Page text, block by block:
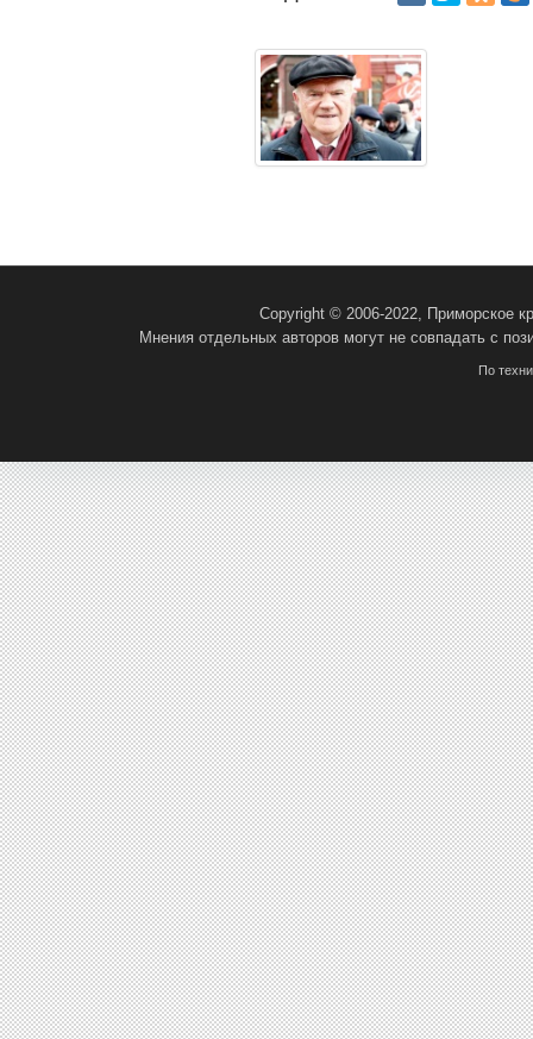
Copyright © 2006-2022, Приморское
Мнения отдельных авторов могут не совпадать с
По